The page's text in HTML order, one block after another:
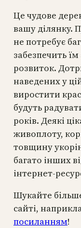
Це чудове
вашу ділянку.
не потребує
забезпечить
розвиток.
наведених у
виростити
будуть
років. Деякі
живоплоту,
товщину
багато інших
інтернет-
Шукайте
сайті,
посиланням!